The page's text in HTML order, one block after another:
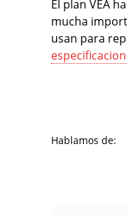
El plan VEA
mucha
usan para
Hablamos de: